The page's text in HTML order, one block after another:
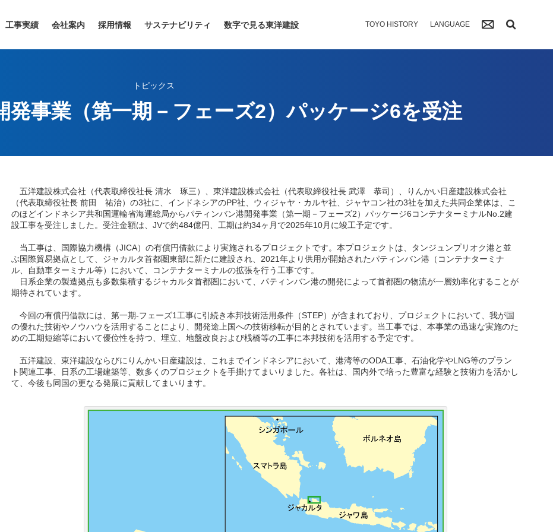
工事実績 会社案内 採用情報 サステナビリティ 数字で見る東洋建設 TOYO HISTORY LANGUAGE
トピックス
発事業（第一期－フェーズ2）パッケージ6を受注
五洋建設株式会社（代表取締役社長 清水 琢三）、東洋建設株式会社（代表取締役社長 武澤 恭司）、りんかい日産建設株式会社
（代表取締役社長 前田 祐治）の3社に、インドネシアのPP社、ウィジャヤ・カルヤ社、ジャヤコン社の3社を加えた共同企業体は、こ
のほどインドネシア共和国運輸省海運総局からパティンバン港開発事業（第一期－フェーズ2）パッケージ6コンテナターミナルNo.2建
設工事を受注しました。受注金額は、JVで約484億円、工期は約34ヶ月で2025年10月に竣工予定です。
当工事は、国際協力機構（JICA）の有償円借款により実施されるプロジェクトです。本プロジェクトは、タンジュンプリオク港と並
ぶ国際貿易拠点として、ジャカルタ首都圏東部に新たに建設され、2021年より供用が開始されたパティンバン港（コンテナターミナ
ル、自動車ターミナル等）において、コンテナターミナルの拡張を行う工事です。
日系企業の製造拠点も多数集積するジャカルタ首都圏において、パティンバン港の開発によって首都圏の物流が一層効率化することが
期待されています。
今回の有償円借款には、第一期-フェーズ1工事に引続き本邦技術活用条件（STEP）が含まれており、プロジェクトにおいて、我が国
の優れた技術やノウハウを活用することにより、開発途上国への技術移転が目的とされています。当工事では、本事業の迅速な実施のた
めの工期短縮等において優位性を持つ、埋立、地盤改良および桟橋等の工事に本邦技術を活用する予定です。
五洋建設、東洋建設ならびにりんかい日産建設は、これまでインドネシアにおいて、港湾等のODA工事、石油化学やLNG等のプラン
ト関連工事、日系の工場建築等、数多くのプロジェクトを手掛けてまいりました。各社は、国内外で培った豊富な経験と技術力を活かし
て、今後も同国の更なる発展に貢献してまいります。